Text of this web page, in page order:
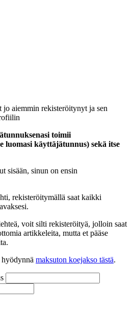
jo aiemmin rekisteröitynyt ja sen
toimii
luomasi käyttäjätunnus) sekä itse
sisään, sinun on ensin
rekisteröitymällä saat kaikki
voit silti rekisteröityä, jolloin saat
artikkeleita, mutta et pääse
hyödynnä maksuton koejakso tästä.